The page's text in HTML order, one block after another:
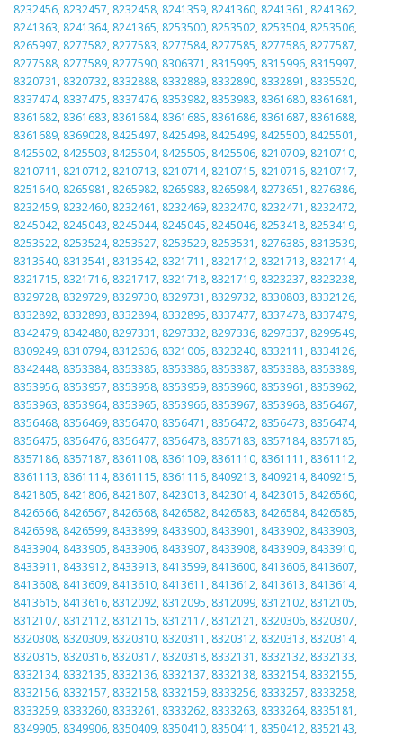
8232456, 8232457, 8232458, 8241359, 8241360, 8241361 , 8241362,
8241363, 8241364, 8241365, 8253500, 8253502, 8253504, 8253506,
8265997, 8277582, 8277583, 8277584, 8277585, 8277586, 8277587,
8277588, 8277589, 8277590, 8306371 , 8315995, 8315996, 8315997,
8320731 , 8320732, 8332888, 8332889, 8332890, 8332891 , 8335520,
8337474, 8337475, 8337476, 8353982, 8353983, 8361680, 8361681 ,
8361682, 8361683, 8361684, 8361685, 8361686, 8361687, 8361688,
8361689, 8369028, 8425497, 8425498, 8425499, 8425500, 8425501 ,
8425502, 8425503, 8425504, 8425505, 8425506, 8210709, 8210710,
8210711 , 8210712, 8210713, 8210714, 8210715, 8210716, 8210717,
8251640, 8265981 , 8265982, 8265983, 8265984, 8273651 , 8276386,
8232459, 8232460, 8232461 , 8232469, 8232470, 8232471 , 8232472,
8245042, 8245043, 8245044, 8245045, 8245046, 8253418, 8253419,
8253522, 8253524, 8253527, 8253529, 8253531 , 8276385, 8313539,
8313540, 8313541 , 8313542, 8321711 , 8321712, 8321713, 8321714,
8321715, 8321716, 8321717, 8321718, 8321719, 8323237, 8323238,
8329728, 8329729, 8329730, 8329731 , 8329732, 8330803, 8332126,
8332892, 8332893, 8332894, 8332895, 8337477, 8337478, 8337479,
8342479, 8342480, 8297331 , 8297332, 8297336, 8297337, 8299549,
8309249, 8310794, 8312636, 8321005, 8323240, 8332111 , 8334126,
8342448, 8353384, 8353385, 8353386, 8353387, 8353388, 8353389,
8353956, 8353957, 8353958, 8353959, 8353960, 8353961 , 8353962,
8353963, 8353964, 8353965, 8353966, 8353967, 8353968, 8356467,
8356468, 8356469, 8356470, 8356471 , 8356472, 8356473, 8356474,
8356475, 8356476, 8356477, 8356478, 8357183, 8357184, 8357185,
8357186, 8357187, 8361108, 8361109, 8361110, 8361111 , 8361112,
8361113, 8361114, 8361115, 8361116, 8409213, 8409214, 8409215,
8421805, 8421806, 8421807, 8423013, 8423014, 8423015, 8426560,
8426566, 8426567, 8426568, 8426582, 8426583, 8426584, 8426585,
8426598, 8426599, 8433899, 8433900, 8433901 , 8433902, 8433903,
8433904, 8433905, 8433906, 8433907, 8433908, 8433909, 8433910,
8433911 , 8433912, 8433913, 8413599, 8413600, 8413606, 8413607,
8413608, 8413609, 8413610, 8413611 , 8413612, 8413613, 8413614,
8413615, 8413616, 8312092, 8312095, 8312099, 8312102, 8312105,
8312107, 8312112, 8312115, 8312117, 8312121 , 8320306, 8320307,
8320308, 8320309, 8320310, 8320311 , 8320312, 8320313, 8320314,
8320315, 8320316, 8320317, 8320318, 8332131 , 8332132, 8332133,
8332134, 8332135, 8332136, 8332137, 8332138, 8332154, 8332155,
8332156, 8332157, 8332158, 8332159, 8333256, 8333257, 8333258,
8333259, 8333260, 8333261 , 8333262, 8333263, 8333264, 8335181 ,
8349905, 8349906, 8350409, 8350410, 8350411 , 8350412, 8352143,